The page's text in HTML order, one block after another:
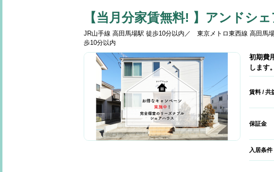
【当月分家賃無料! 】アンドシ
JR山手線 高田馬場駅 徒歩10分以内／ 東京メトロ東西線 高田馬
歩10分以内
初期費
します
賃料 / 共
保証金
入居条件